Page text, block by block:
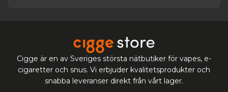
Cigge är en av Sveriges största nätbutiker för vapes, e-
cigaretter och snus. Vi erbjuder kvalitetsprodukter och
snabba leveranser direkt från vårt lager.